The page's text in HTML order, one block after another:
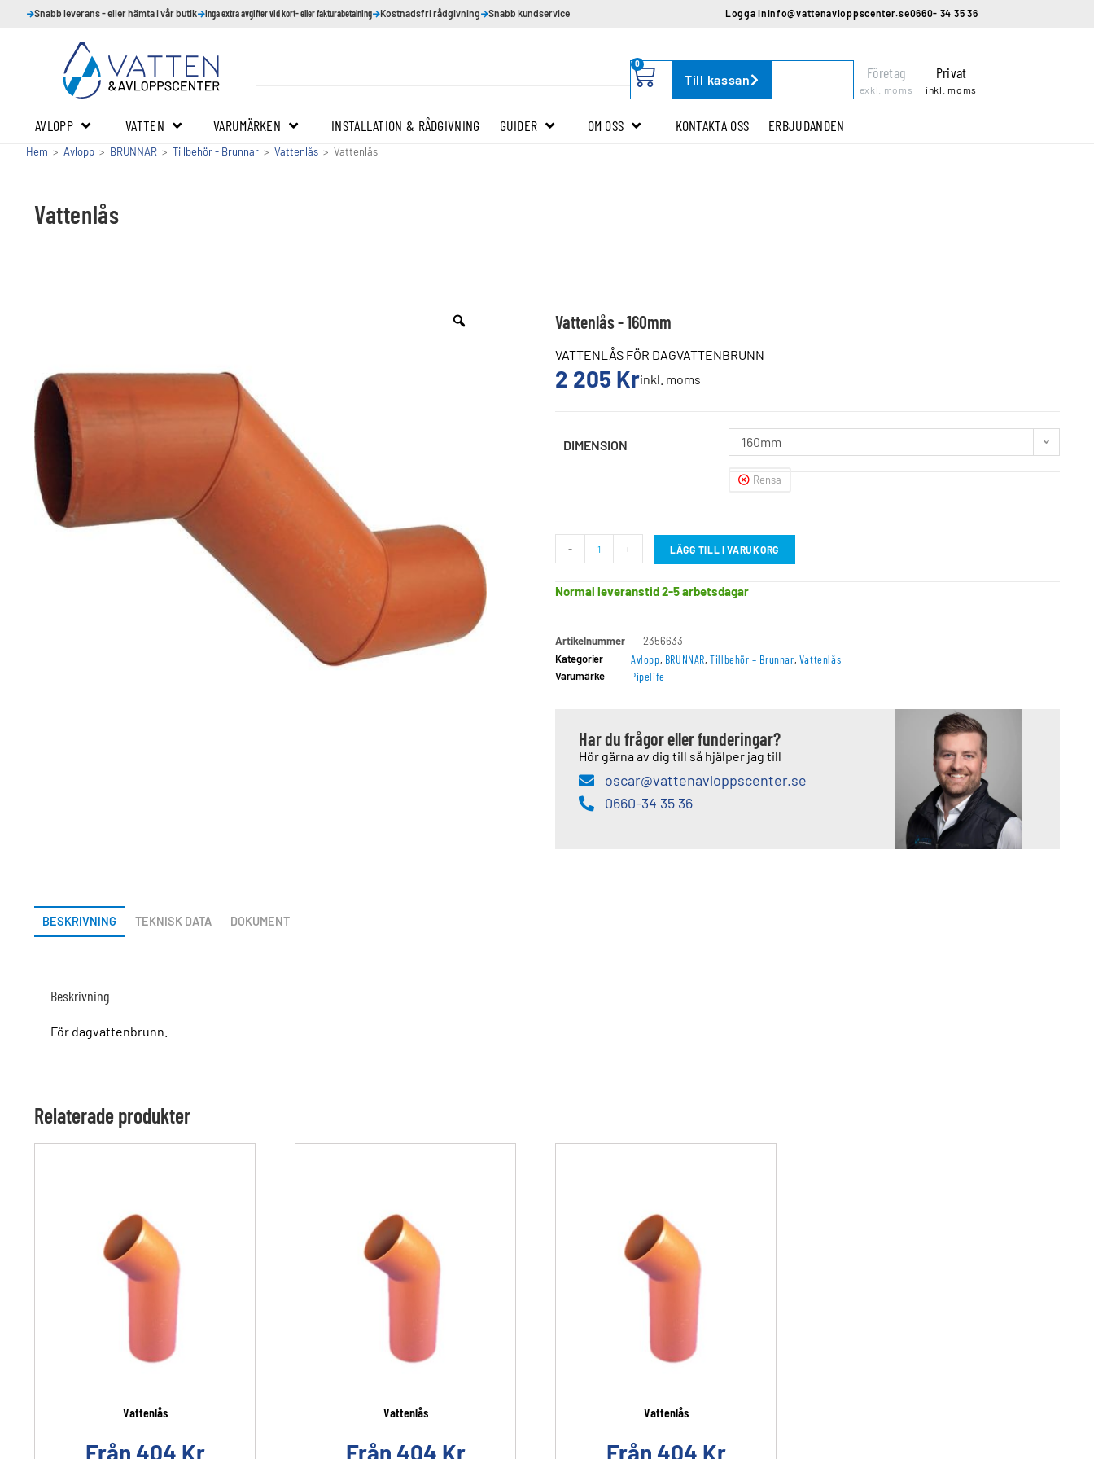
Snabb leverans - eller hämta i vår butik Inga extra avgifter vid kort- eller fakturabetalning Kostnadsfri rådgivning Snabb kundservice Logga ininfo@vattenavloppscenter.se0660- 34 35 36
0
Till kassan Företag
exkl. moms
Privat
inkl. moms
AVLOPP VATTEN VARUMÄRKEN INSTALLATION & RÅDGIVNING GUIDER OM OSS KONTAKTA OSS ERBJUDANDEN
Hem > Avlopp > BRUNNAR > Tillbehör - Brunnar > Vattenlås > Vattenlås
Vattenlås
Vattenlås - 160mm
VATTENLÅS FÖR DAGVATTENBRUNN
2 205 Krinkl. moms
DIMENSION 160mm
Rensa
- + LÄGG TILL I VARUKORG
Normal leveranstid 2-5 arbetsdagar
Artikelnummer
2356633
Kategorier
Avlopp, BRUNNAR,Tillbehör – Brunnar, Vattenlås
Varumärke Pipelife
Har du frågor eller funderingar?
Hör gärna av dig till så hjälper jag till
oscar@vattenavloppscenter.se
0660-34 35 36
BESKRIVNING TEKNISK DATA DOKUMENT
Beskrivning
För dagvattenbrunn.
Relaterade produkter
Vattenlås
Från 404 Kr
Vattenlås
Från 404 Kr
Vattenlås
Från 404 Kr